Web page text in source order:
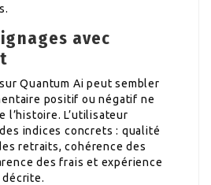
avec
Quantum Ai peut sembler
positif ou négatif ne
l’histoire. L’utilisateur
indices concrets : qualité
retraits, cohérence des
des frais et expérience